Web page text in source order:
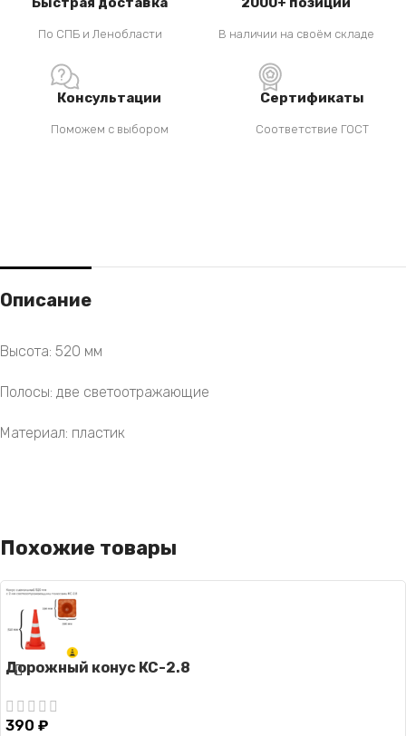
По СПБ и Ленобласти В наличии на своём складе
Консультации
Поможем с выбором
Сертификаты
Соответствие ГОСТ
Описание
Высота: 520 мм
Полосы: две светоотражающие
Материал: пластик
Похожие товары
Дорожный конус КС-2.8
390 ₽